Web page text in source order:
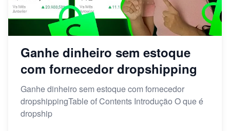
Ganhe dinheiro sem estoque
com fornecedor dropshipping
Ganhe dinheiro sem estoque com fornecedor
dropshippingTable of Contents Introdução O que é
dropship